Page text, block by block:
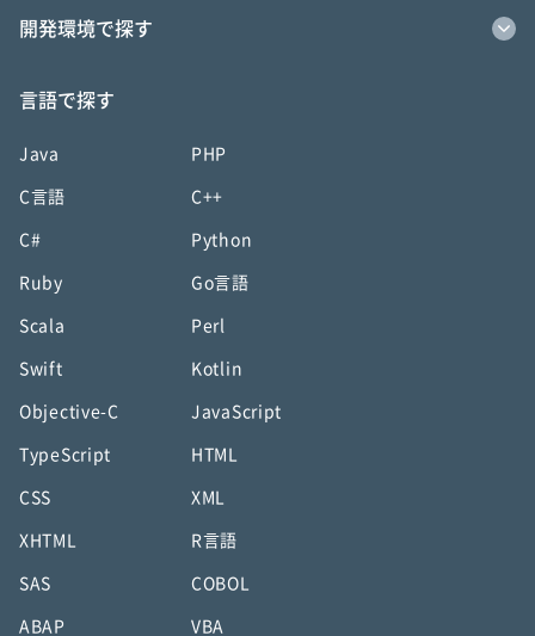
開発環境で探す
言語で探す
Java PHP
C言語 C++
C# Python
Ruby Go言語
Scala Perl
Swift Kotlin
Objective-C JavaScript
TypeScript HTML
CSS XML
XHTML R言語
SAS COBOL
ABAP VBA